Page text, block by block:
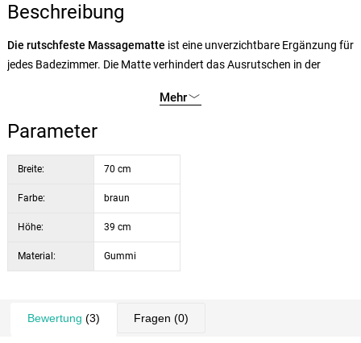
Beschreibung
Die rutschfeste Massagematte ist eine unverzichtbare Ergänzung für
jedes Badezimmer. Die Matte verhindert das Ausrutschen in der
Die Matte enthält verschiedene Massageelemente, die für eine sehr
eventuellen Schwellungen, Schmerzen und Entzündungen helfen.
Oberflächen haften.
Mehr
Parameter
Breite: 70 cm
Farbe: braun
Höhe: 39 cm
Material: Gummi
Bewertung (3) Fragen (0)